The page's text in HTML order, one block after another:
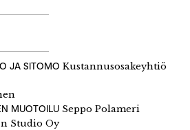
JA SITOMO Kustannusosakeyhtiö
MUOTOILU Seppo Polameri
Studio Oy